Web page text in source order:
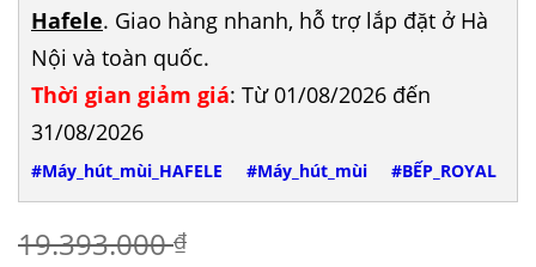
Hafele. Giao hàng nhanh, hỗ trợ lắp đặt ở Hà
Nội và toàn quốc.
Thời gian giảm giá: Từ 01/08/2026 đến
31/08/2026
#Máy_hút_mùi_HAFELE #Máy_hút_mùi #BẾP_ROYAL
19.393.000₫